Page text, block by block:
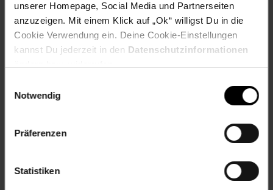
unserer Homepage, Social Media und Partnerseiten
anzuzeigen. Mit einem Klick auf „Ok“ willigst Du in die
Cookie Verwendung ein. Deine Cookie-Einstellungen
kannst Du jederzeit in den Datenschutzinformationen
Notwendig
Präferenzen
Statistiken
NEUESTE LED TECHNOLOGIE - Die moderne LED
Leuchte ist dank neuester LED-Technik sehr
energieeffizient und überzeugt zugleich durch ihre
hohe Langlebigkeit - hochwertig, innovativ &
nachhaltig
EAN: 4004353385827
Artikel gehört zur Kategorie: